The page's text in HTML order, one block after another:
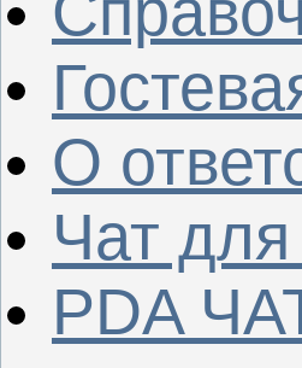
О
Чат
PDA